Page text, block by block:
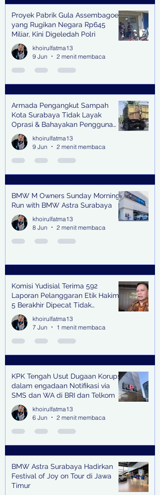
Proyek Pabrik Gula Assembagoes
yang Rugikan Negara Rp645
Miliar, Kini Digeledah Polri
khoirulfatma13
9 Jun
2 menit membaca
Armada Pengangkut Sampah
Kota Surabaya Tidak Layak
Oprasi & Bahayakan Pengguna
Jalan
khoirulfatma13
9 Jun
2 menit membaca
BMW M Owners Sunday Morning
Run with BMW Astra Surabaya
khoirulfatma13
8 Jun
2 menit membaca
Komisi Yudisial Terima 592
Laporan Pelanggaran Etik Hakim,
5 Berakhir Dipecat Tidak
Terhormat
khoirulfatma13
7 Jun
1 menit membaca
KPK Tengah Usut Dugaan Korupsi
dalam engadaan Notifikasi via
SMS dan WA di BRI dan Telkom
khoirulfatma13
6 Jun
2 menit membaca
BMW Astra Surabaya Hadirkan
Festival of Joy on Tour di Jawa
Timur